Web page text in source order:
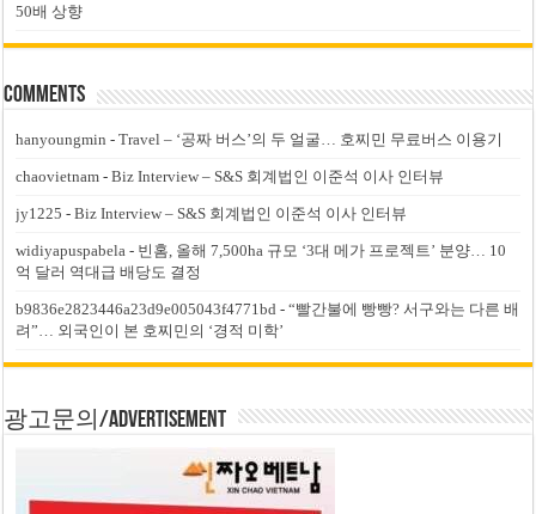
50배 상향
Comments
hanyoungmin -Travel – ‘공짜 버스’의 두 얼굴… 호찌민 무료버스 이용기
chaovietnam -Biz Interview – S&S 회계법인 이준석 이사 인터뷰
jy1225 -Biz Interview – S&S 회계법인 이준석 이사 인터뷰
widiyapuspabela - 빈홈, 올해 7,500ha 규모 ‘3대 메가 프로젝트’ 분양… 10
억 달러 역대급 배당도 결정
b9836e2823446a23d9e005043f4771bd -“빨간불에 빵빵? 서구와는 다른 배
려”… 외국인이 본 호찌민의 ‘경적 미학’
광고문의/Advertisement